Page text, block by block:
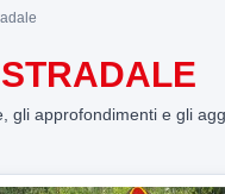
gli approfondimenti e gli